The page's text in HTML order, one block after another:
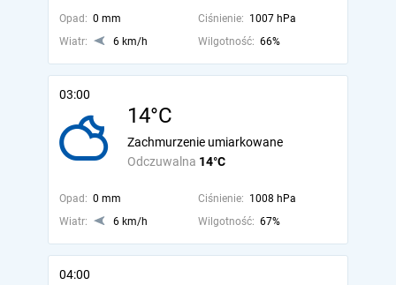
Opad: 0 mm Ciśnienie: 1007 hPa
Wiatr:
6 km/h Wilgotność: 66%
03:00
14°C
Odczuwalna 14°C
Zachmurzenie umiarkowane
Opad: 0 mm Ciśnienie: 1008 hPa
Wiatr:
6 km/h Wilgotność: 67%
04:00